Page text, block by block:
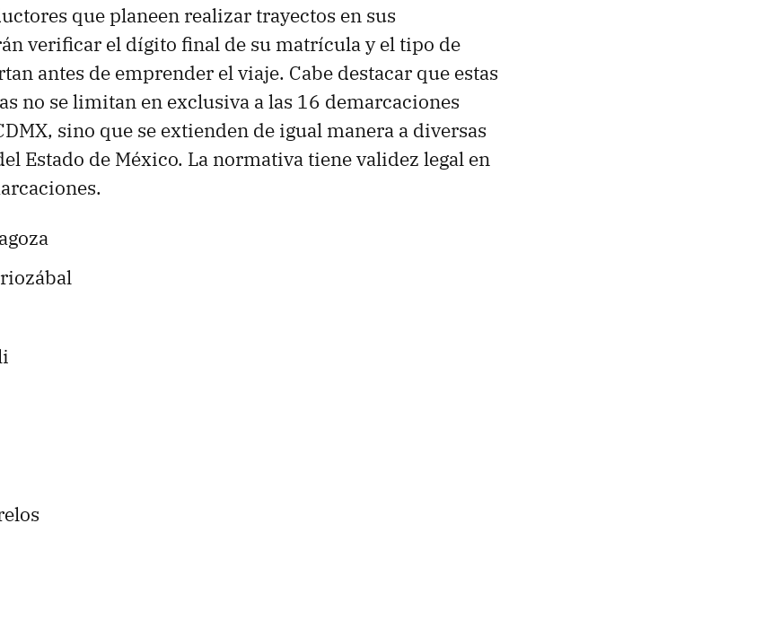
que planeen realizar trayectos en sus
verificar el dígito final de su matrícula y el tipo de
antes de emprender el viaje. Cabe destacar que estas
no se limitan en exclusiva a las 16 demarcaciones
sino que se extienden de igual manera a diversas
Estado de México. La normativa tiene validez legal en